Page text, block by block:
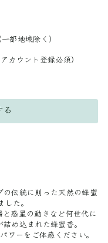
部地域除く）
カウント登録必須）
伝統に則った天然の蜂蜜
た。
惑星の動きなど何世代に
め込まれた蜂蜜香。
ワーをご体感ください。